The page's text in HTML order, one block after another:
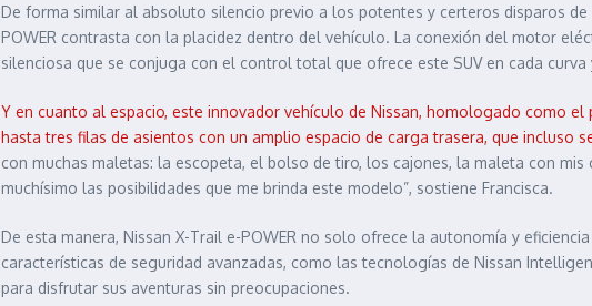
De forma similar al absoluto silencio previo a los potentes y certeros disparos
POWER contrasta con la placidez dentro del vehículo. La conexión del motor
silenciosa que se conjuga con el control total que ofrece este SUV en cada
Y en cuanto al espacio, este innovador vehículo de Nissan, homologado como
hasta tres filas de asientos con un amplio espacio de carga trasera, que incluso
con muchas maletas: la escopeta, el bolso de tiro, los cajones, la maleta con
muchísimo las posibilidades que me brinda este modelo”, sostiene Francisca.
De esta manera, Nissan X-Trail e-POWER no solo ofrece la autonomía y
características de seguridad avanzadas, como las tecnologías de Nissan
para disfrutar sus aventuras sin preocupaciones.